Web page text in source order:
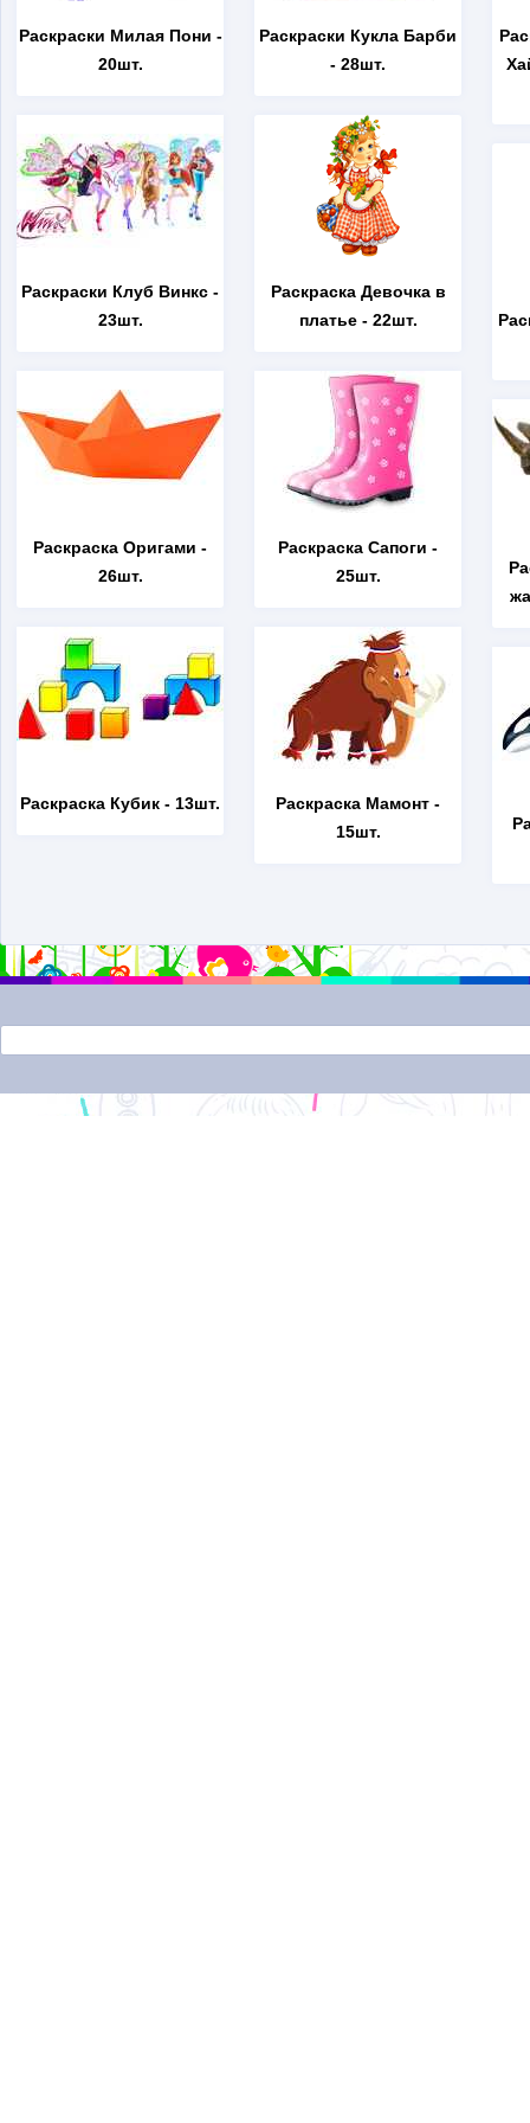
Раскраски Милая Пони -
20шт.
Раскраски Клуб Винкс -
23шт.
Раскраска Оригами -
26шт.
Раскраска Кубик - 13шт.
Раскраски Кукла Барби
- 28шт.
Раскраска Девочка в
платье- 22шт.
Раскраска Сапоги -
25шт.
Раскраска Мамонт -
15шт.